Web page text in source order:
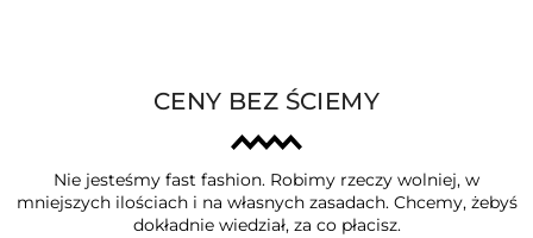
CENY BEZ ŚCIEMY
Nie jesteśmy fast fashion. Robimy rzeczy wolniej, w
mniejszych ilościach i na własnych zasadach. Chcemy, żebyś
dokładnie wiedział, za co płacisz.